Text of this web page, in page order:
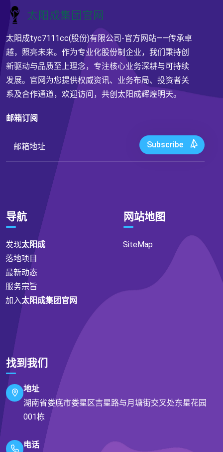
太阳成tyc7111cc(股份)有限公司-官方网站——传承卓
越，照亮未来。作为专业化股份制企业，我们秉持创
新驱动与品质至上理念，专注核心业务深耕与可持续
发展。官网为您提供权威资讯、业务布局、投资者关
系及合作通道，欢迎访问，共创太阳成辉煌明天。
邮箱订阅
Subscribe
导航
发现太阳成
落地项目
最新动态
服务宗旨
加入太阳成集团官网
网站地图
SiteMap
找到我们
地址
湖南省娄底市娄星区吉星路与月塘街交叉处东星花园
001栋
电话